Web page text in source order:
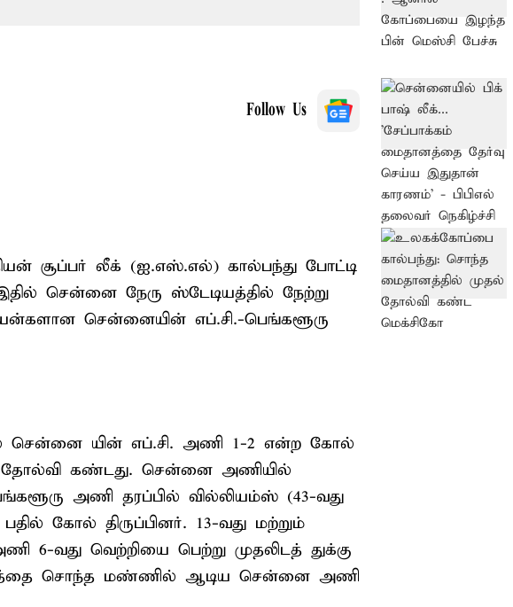
Follow Us
சூப்பர் லீக் (ஐ.எஸ்.எல்) கால்பந்து போட்டி
சென்னை நேரு ஸ்டேடியத்தில் நேற்று
சென்னையின் எப்.சி.-பெங்களூரு
சென்னை யின் எப்.சி. அணி 1-2 என்ற கோல்
தோல்வி கண்டது. சென்னை அணியில்
அணி தரப்பில் வில்லியம்ஸ் (43-வது
கோல் திருப்பினர். 13-வது மற்றும்
6-வது வெற்றியை பெற்று முதலிடத் துக்கு
சொந்த மண்ணில் ஆடிய சென்னை அணி